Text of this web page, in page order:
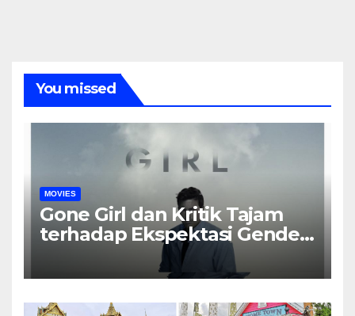
You missed
MOVIES
Gone Girl dan Kritik Tajam
terhadap Ekspektasi Gender
dalam Rumah Tangga